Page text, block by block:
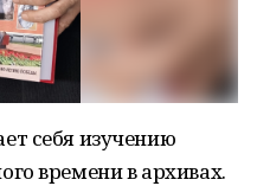
себя изучению
времени в архивах.